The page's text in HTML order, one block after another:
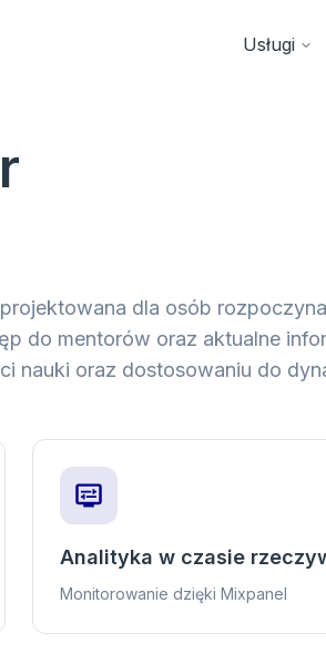
Usługi
dla osób
do mentorów oraz aktualne
nauki oraz dostosowaniu do
Analityka w czasie
Monitorowanie dzięki Mixpanel